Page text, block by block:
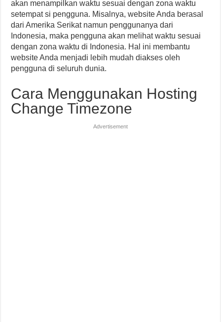
akan menampilkan waktu sesuai dengan zona waktu
setempat si pengguna. Misalnya, website Anda berasal
dari Amerika Serikat namun penggunanya dari
Indonesia, maka pengguna akan melihat waktu sesuai
dengan zona waktu di Indonesia. Hal ini membantu
website Anda menjadi lebih mudah diakses oleh
pengguna di seluruh dunia.
Cara Menggunakan Hosting
Change Timezone
Advertisement